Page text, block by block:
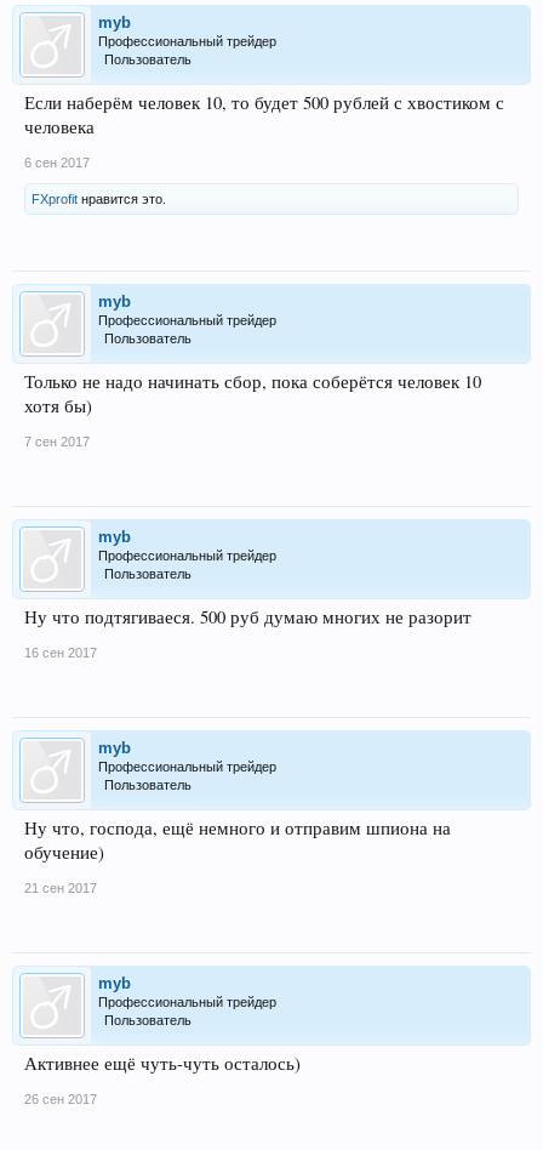
myb
Профессиональный трейдер
Пользователь
Если наберём человек 10, то будет 500 рублей с хвостиком с
человека
6 сен 2017
FXprofit нравится это.
myb
Профессиональный трейдер
Пользователь
Только не надо начинать сбор, пока соберётся человек 10
хотя бы)
7 сен 2017
myb
Профессиональный трейдер
Пользователь
Ну что подтягиваеся. 500 руб думаю многих не разорит
16 сен 2017
myb
Профессиональный трейдер
Пользователь
Ну что, господа, ещё немного и отправим шпиона на
обучение)
21 сен 2017
myb
Профессиональный трейдер
Пользователь
Активнее ещё чуть-чуть осталось)
26 сен 2017